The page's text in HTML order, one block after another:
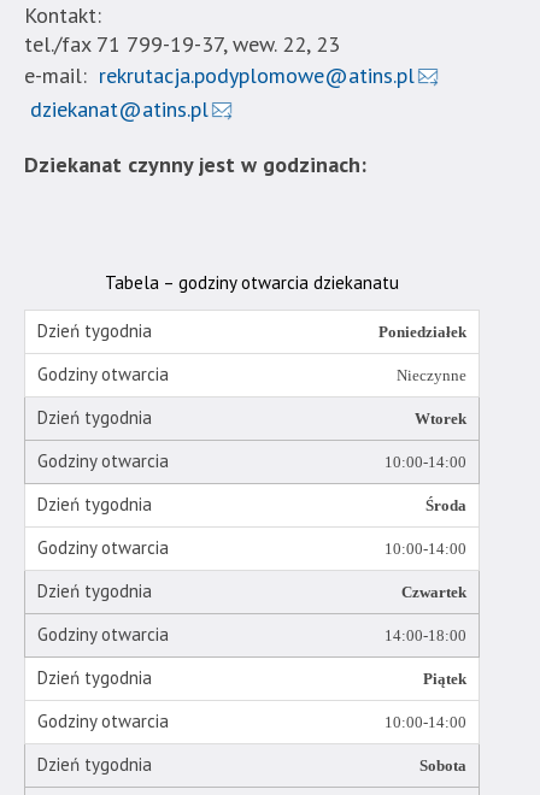
pozwalające
szybko
przechodzić
które
wiadomością.
Strona
nie
została
wyposażona
dedykowane
skróty
klawiaturowe,
zatem
nawigacja
obsługiwana
standardowy
sposób.
Kontakt:
tel./fax 71 799-19-37, wew. 22, 23
e-mail: rekrutacja.podyplomowe@atins.pl
dziekanat@atins.pl
Dziekanat czynny jest w godzinach:
Tabela – godziny otwarcia dziekanatu
Poniedziałek
Nieczynne
Wtorek
10:00-14:00
Środa
10:00-14:00
Czwartek
14:00-18:00
Piątek
10:00-14:00
Sobota